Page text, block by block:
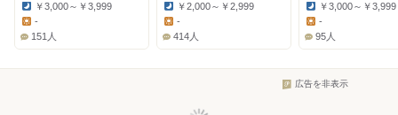
Dinner:
￥3,000～￥3,999
-
151人
Dinner:
￥2,000～￥2,999
-
414人
Dinner:
￥3,000～￥3,999
Lunch:
-
95人
広告を非表示